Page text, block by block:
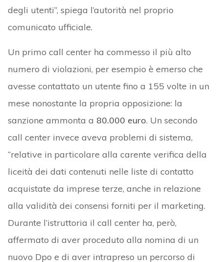
degli utenti”, spiega l’autorità nel proprio
comunicato ufficiale.
Un primo call center ha commesso il più alto
numero di violazioni, per esempio è emerso che
avesse contattato un utente fino a 155 volte in un
mese nonostante la propria opposizione: la
sanzione ammonta a 80.000 euro. Un secondo
call center invece aveva problemi di sistema,
“relative in particolare alla carente verifica della
liceità dei dati contenuti nelle liste di contatto
acquistate da imprese terze, anche in relazione
alla validità dei consensi forniti per il marketing.
Durante l’istruttoria il call center ha, però,
affermato di aver proceduto alla nomina di un
nuovo Dpo e di aver intrapreso un percorso di